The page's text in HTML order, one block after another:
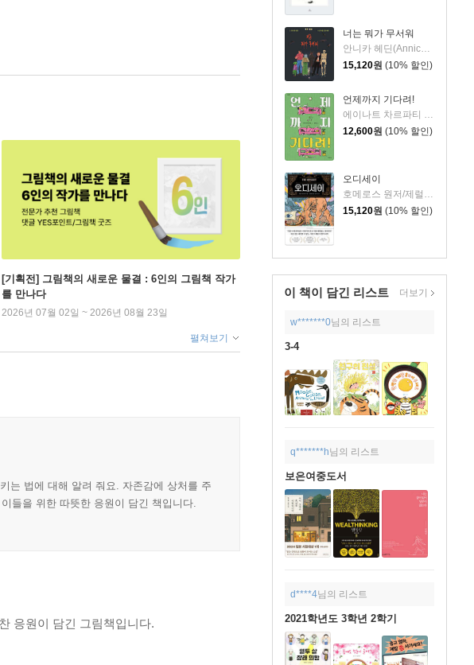
너는 뭐가 무서워
안니카 헤딘(Annica Hedin) 글/한나 클린타게 (Hanna Klinthage) 그림
15,120원 (10% 할인)
언제까지 기다려!
에이나트 차르파티 글그림/정재원 역
12,600원 (10% 할인)
오디세이
호메로스 원저/제럴딘 매코크런 글/김재용 역/장시은 감수
15,120원 (10% 할인)
이 책이 담긴 리스트 더보기
w*******0님의 리스트
3-4
q*******h님의 리스트
보은여중도서
d****4님의 리스트
2021학년도 3학년 2학기
[기획전] 그림책의 새로운 물결 : 6인의 그림책 작가
를 만나다
2026년 07월 02일 ~ 2026년 08월 23일
펼쳐보기
는 법에 대해 알려 줘요. 자존감에 상처를 주
들을 위한 따뜻한 응원이 담긴 책입니다.
응원이 담긴 그림책입니다.